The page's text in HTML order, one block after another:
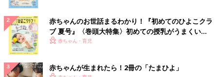
赤ちゃんのお世話まるわかり！『初めてのひよこクラ
ブ 夏号』〈巻頭大特集〉初めての授乳がうまくい
く！ おっぱい・ミルクの基本と夏のトラブル 解決テ
赤ちゃん・育児
赤ちゃんが生まれたら！2冊の「たまひよ」